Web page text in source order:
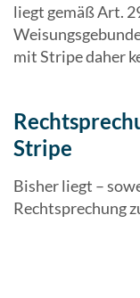
liegt gemäß Art.
mit Stripe daher
Stripe
Bisher liegt –
Rechtsprechung